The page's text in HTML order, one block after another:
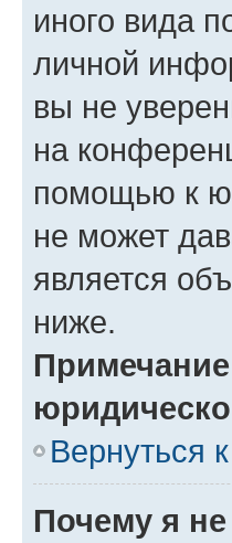
иного вида
личной
вы не
на
помощью к
не может
является
ниже.
Вернуться
Почему я не